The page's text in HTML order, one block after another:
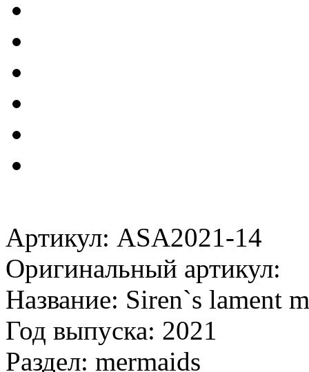
Артикул: ASA2021-14
Оригинальный артикул:
Название: Siren`s lament
Год выпуска: 2021
Раздел: mermaids